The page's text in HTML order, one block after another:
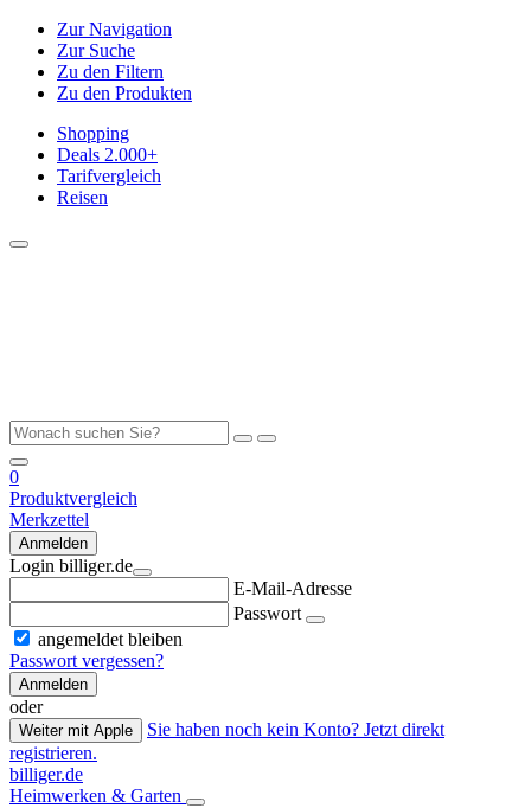
Zur Navigation
Zur Suche
Zu den Filtern
Zu den Produkten
Shopping
Deals 2.000+
Tarifvergleich
Reisen
0
Produktvergleich
Merkzettel
Anmelden
Login billiger.de
E-Mail-Adresse
Passwort
angemeldet bleiben
Passwort vergessen?
Anmelden
oder
Weiter mit Apple
Sie haben noch kein Konto? Jetzt direkt
registrieren.
billiger.de
Heimwerken & Garten